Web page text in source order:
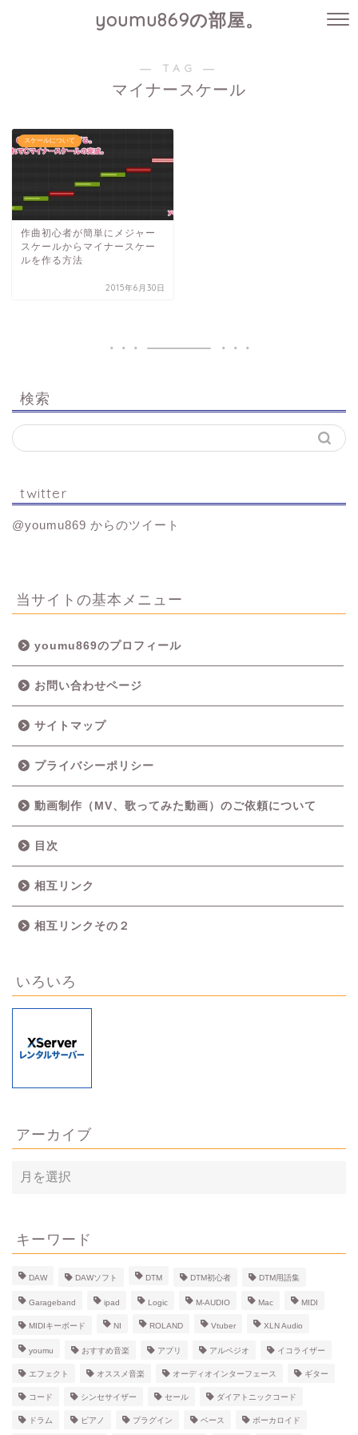
youmu869の部屋。
― TAG ―
マイナースケール
スケールについて
作曲初心者が簡単にメジャー
スケールからマイナースケー
ルを作る方法
2015年6月30日
検索
twitter
@youmu869 からのツイート
当サイトの基本メニュー
youmu869のプロフィール
お問い合わせページ
サイトマップ
プライバシーポリシー
動画制作（MV、歌ってみた動画）のご依頼について
目次
相互リンク
相互リンクその２
いろいろ
アーカイブ
ア
ー
ブ
キーワード
DAW DAWソフト DTM DTM初心者 DTM用語集
Garageband ipad Logic M-AUDIO Mac MIDI
MIDIキーボード NI ROLAND Vtuber XLN Audio
youmu おすすめ音楽 アプリ アルペジオ イコライザー
エフェクト オススメ音楽 オーディオインターフェース ギター
コード シンセサイザー セール ダイアトニックコード
ドラム ピアノ プラグイン ベース ボーカロイド